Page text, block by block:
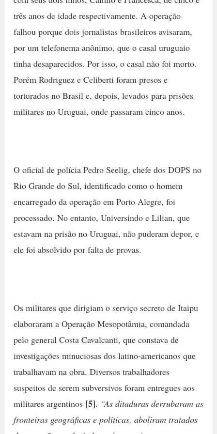
três anos de idade respectivamente. A operação
falhou porque dois jornalistas brasileiros avisaram,
por um telefonema anônimo, que o casal uruguaio
tinha desaparecidos. Por isso, o casal não foi morto.
Porém Rodriguez e Celiberti foram presos e
torturados no Brasil e, depois, levados para prisões
militares no Uruguai, onde passaram cinco anos.
O oficial de polícia Pedro Seelig, chefe dos DOPS no
Rio Grande do Sul, identificado como o homem
encarregado da operação em Porto Alegre, foi
processado. No entanto, Universindo e Lilian, que
estavam na prisão no Uruguai, não puderam depor, e
ele foi absolvido por falta de provas.
Os militares que dirigiam o serviço secreto de Itaipu
elaboraram a Operação Mesopotâmia, comandada
pelo general Costa Cavalcanti, que constava de
investigações minuciosas dos latino-americanos que
trabalhavam na obra. Diversos trabalhadores
suspeitos de serem subversivos foram entregues aos
militares argentinos [5]. “As ditaduras derrubaram as
fronteiras geográficas e políticas, aboliram tratados